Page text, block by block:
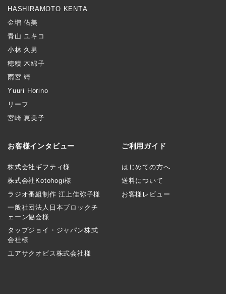
HASHIRAMOTO KENTA
金増 佑美
青山 ユキコ
小林 久男
穂積 木綿子
雨宮 靖
Yuuri Horino
リーフ
宮崎 恵美子
お客様インタビュー
株式会社ギフティ様
株式会社Kotohogi様
ラジオ番組制作 江上佳弥子様
一般社団法人日本ブロックチ
ェーン協会様
タップジョイ・ジャパン株式
会社様
ユアサクオビス株式会社様
ご利用ガイド
はじめての方へ
送料について
お客様レビュー